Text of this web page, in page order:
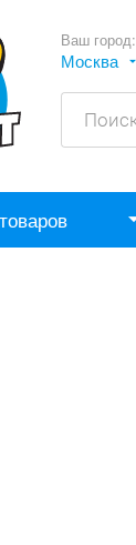
Ваш город:
Москва